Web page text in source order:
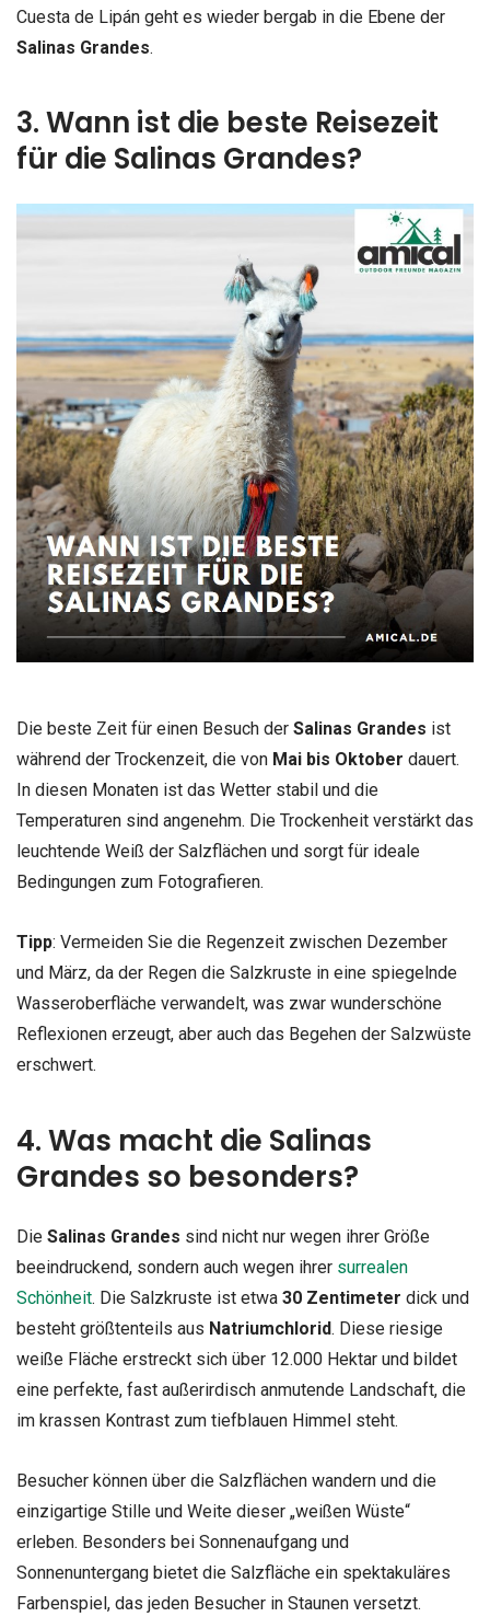
Cuesta de Lipán geht es wieder bergab in die Ebene der
Salinas Grandes.
3. Wann ist die beste Reisezeit
für die Salinas Grandes?
Die beste Zeit für einen Besuch der Salinas Grandes ist
während der Trockenzeit, die von Mai bis Oktober dauert.
In diesen Monaten ist das Wetter stabil und die
Temperaturen sind angenehm. Die Trockenheit verstärkt das
leuchtende Weiß der Salzflächen und sorgt für ideale
Bedingungen zum Fotografieren.
Tipp: Vermeiden Sie die Regenzeit zwischen Dezember
und März, da der Regen die Salzkruste in eine spiegelnde
Wasseroberfläche verwandelt, was zwar wunderschöne
Reflexionen erzeugt, aber auch das Begehen der Salzwüste
erschwert.
4. Was macht die Salinas
Grandes so besonders?
Die Salinas Grandes sind nicht nur wegen ihrer Größe
beeindruckend, sondern auch wegen ihrer surrealen
Schönheit. Die Salzkruste ist etwa 30 Zentimeter dick und
besteht größtenteils aus Natriumchlorid. Diese riesige
weiße Fläche erstreckt sich über 12.000 Hektar und bildet
eine perfekte, fast außerirdisch anmutende Landschaft, die
im krassen Kontrast zum tiefblauen Himmel steht.
Besucher können über die Salzflächen wandern und die
einzigartige Stille und Weite dieser „weißen Wüste“
erleben. Besonders bei Sonnenaufgang und
Sonnenuntergang bietet die Salzfläche ein spektakuläres
Farbenspiel, das jeden Besucher in Staunen versetzt.